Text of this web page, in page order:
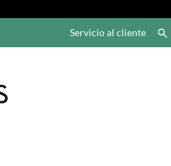
Servicio al cliente 